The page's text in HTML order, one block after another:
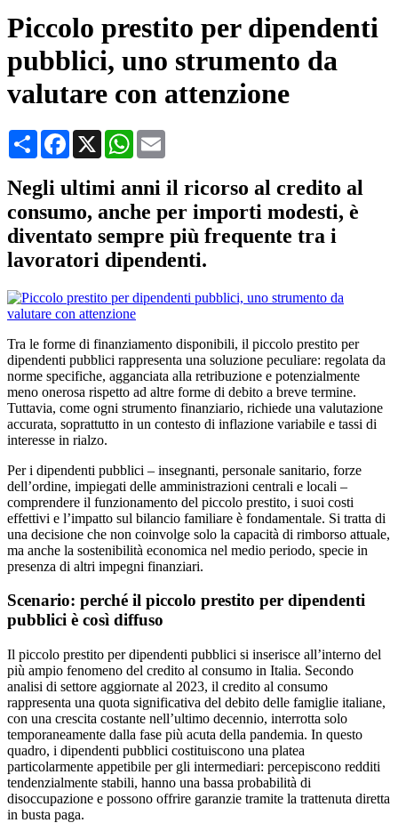
Piccolo prestito per dipendenti
pubblici, uno strumento da
valutare con attenzione
CondividiFacebook
X WhatsApp
Negli ultimi anni il ricorso al credito al
consumo, anche per importi modesti, è
diventato sempre più frequente tra i
lavoratori dipendenti.
Tra le forme di finanziamento disponibili, il piccolo prestito per
dipendenti pubblici rappresenta una soluzione peculiare: regolata da
norme specifiche, agganciata alla retribuzione e potenzialmente
meno onerosa rispetto ad altre forme di debito a breve termine.
Tuttavia, come ogni strumento finanziario, richiede una valutazione
accurata, soprattutto in un contesto di inflazione variabile e tassi di
interesse in rialzo.
Per i dipendenti pubblici – insegnanti, personale sanitario, forze
dell’ordine, impiegati delle amministrazioni centrali e locali –
comprendere il funzionamento del piccolo prestito, i suoi costi
effettivi e l’impatto sul bilancio familiare è fondamentale. Si tratta di
una decisione che non coinvolge solo la capacità di rimborso attuale,
ma anche la sostenibilità economica nel medio periodo, specie in
presenza di altri impegni finanziari.
Scenario: perché il piccolo prestito per dipendenti
pubblici è così diffuso
Il piccolo prestito per dipendenti pubblici si inserisce all’interno del
più ampio fenomeno del credito al consumo in Italia. Secondo
analisi di settore aggiornate al 2023, il credito al consumo
rappresenta una quota significativa del debito delle famiglie italiane,
con una crescita costante nell’ultimo decennio, interrotta solo
temporaneamente dalla fase più acuta della pandemia. In questo
quadro, i dipendenti pubblici costituiscono una platea
particolarmente appetibile per gli intermediari: percepiscono redditi
tendenzialmente stabili, hanno una bassa probabilità di
disoccupazione e possono offrire garanzie tramite la trattenuta diretta
in busta paga.